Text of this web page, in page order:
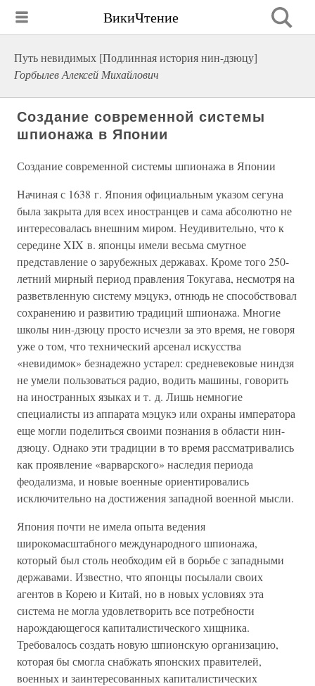
ВикиЧтение
Путь невидимых [Подлинная история нин-дзюцу]
Горбылев Алексей Михайлович
Создание современной системы
шпионажа в Японии
Создание современной системы шпионажа в Японии
Начиная с 1638 г. Япония официальным указом сегуна
была закрыта для всех иностранцев и сама абсолютно не
интересовалась внешним миром. Неудивительно, что к
середине XIX в. японцы имели весьма смутное
представление о зарубежных державах. Кроме того 250-
летний мирный период правления Токугава, несмотря на
разветвленную систему мэцукэ, отнюдь не способствовал
сохранению и развитию традиций шпионажа. Многие
школы нин-дзюцу просто исчезли за это время, не говоря
уже о том, что технический арсенал искусства
«невидимок» безнадежно устарел: средневековые ниндзя
не умели пользоваться радио, водить машины, говорить
на иностранных языках и т. д. Лишь немногие
специалисты из аппарата мэцукэ или охраны императора
еще могли поделиться своими познания в области нин-
дзюцу. Однако эти традиции в то время рассматривались
как проявление «варварского» наследия периода
феодализма, и новые военные ориентировались
исключительно на достижения западной военной мысли.
Япония почти не имела опыта ведения
широкомасштабного международного шпионажа,
который был столь необходим ей в борьбе с западными
державами. Известно, что японцы посылали своих
агентов в Корею и Китай, но в новых условиях эта
система не могла удовлетворить все потребности
нарождающегося капиталистического хищника.
Требовалось создать новую шпионскую организацию,
которая бы смогла снабжать японских правителей,
военных и заинтересованных капиталистических